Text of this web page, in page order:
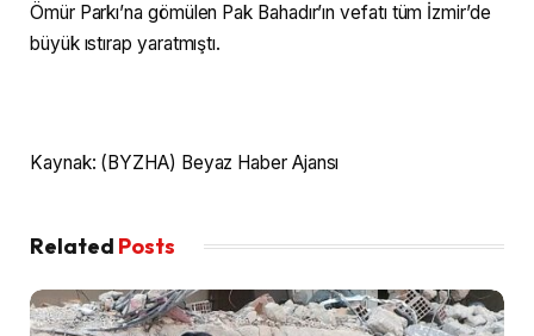
Ömür Parkı’na gömülen Pak Bahadır’ın vefatı tüm İzmir’de
büyük ıstırap yaratmıştı.
Kaynak: (BYZHA) Beyaz Haber Ajansı
Related Posts